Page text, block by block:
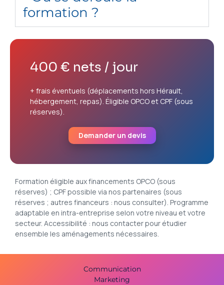
formation ?
400 € nets / jour
+ frais éventuels (déplacements hors Hérault,
hébergement, repas). Éligible OPCO et CPF (sous
réserves).
Demander un devis
Formation éligible aux financements OPCO (sous
réserves) ; CPF possible via nos partenaires (sous
réserves ; autres financeurs : nous consulter). Programme
adaptable en intra-entreprise selon votre niveau et votre
secteur. Accessibilité : nous contacter pour étudier
ensemble les aménagements nécessaires.
Communication
Marketing